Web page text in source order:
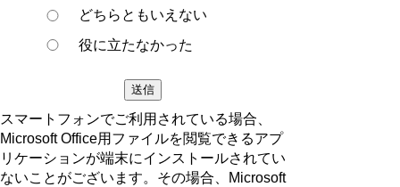
どちらともいえない
役に立たなかった
スマートフォンでご利用されている場合、
Microsoft Office用ファイルを閲覧できるアプ
リケーションが端末にインストールされてい
ないことがございます。その場合、Microsoft